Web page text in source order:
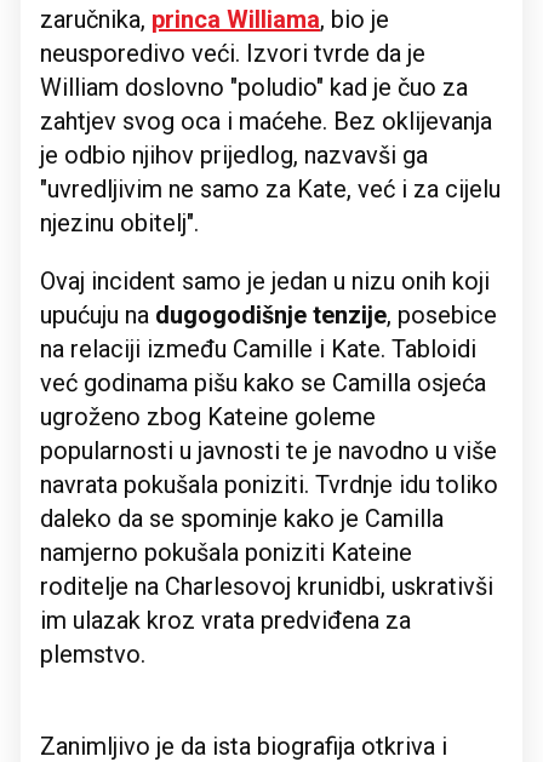
zaručnika, princa Williama, bio je
neusporedivo veći. Izvori tvrde da je
William doslovno "poludio" kad je čuo za
zahtjev svog oca i maćehe. Bez oklijevanja
je odbio njihov prijedlog, nazvavši ga
"uvredljivim ne samo za Kate, već i za cijelu
njezinu obitelj".
Ovaj incident samo je jedan u nizu onih koji
upućuju na dugogodišnje tenzije, posebice
na relaciji između Camille i Kate. Tabloidi
već godinama pišu kako se Camilla osjeća
ugroženo zbog Kateine goleme
popularnosti u javnosti te je navodno u više
navrata pokušala poniziti. Tvrdnje idu toliko
daleko da se spominje kako je Camilla
namjerno pokušala poniziti Kateine
roditelje na Charlesovoj krunidbi, uskrativši
im ulazak kroz vrata predviđena za
plemstvo.
Zanimljivo je da ista biografija otkriva i